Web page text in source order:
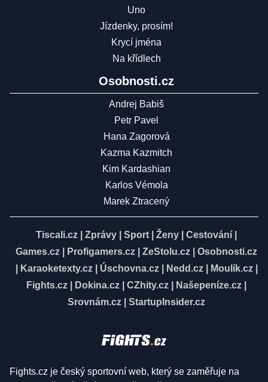
Uno
Jízdenky, prosím!
Krycí jména
Na křídlech
Osobnosti.cz
Andrej Babiš
Petr Pavel
Hana Zagorová
Kazma Kazmitch
Kim Kardashian
Karlos Vémola
Marek Ztracený
Tiscali.cz Zprávy Sport Ženy Cestování
Games.cz
Profigamers.cz ZeStolu.cz
Osobnosti.cz
Karaoketexty.cz| Úschovna.cz| Nedd.cz| Moulík.cz|
Fights.cz
Dokina.cz CZhity.cz Našepeníze.cz
Srovnám.cz
StartupInsider.cz
Fights.cz je český sportovní web, který se zaměřuje na